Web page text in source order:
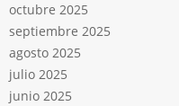
octubre 2025
septiembre 2025
agosto 2025
julio 2025
junio 2025